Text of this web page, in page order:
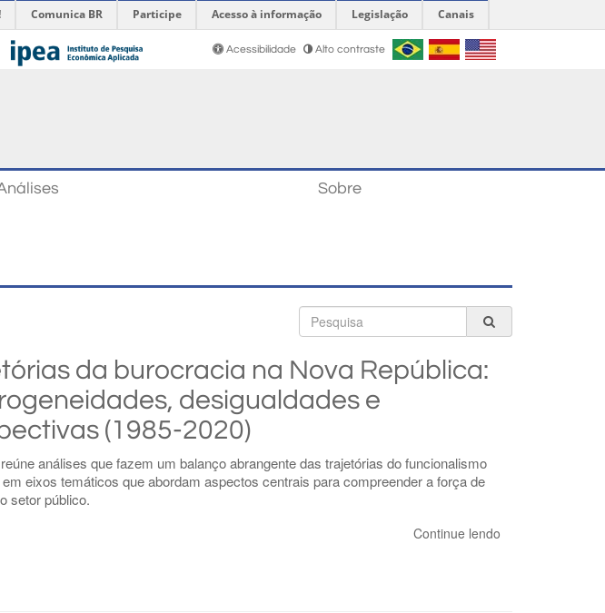
Comunica BR Participe Acesso à informação Legislação Canais
Acessibilidade Alto contraste
Sobre
Busca
da burocracia na Nova República:
desigualdades e
(1985-2020)
análises que fazem um balanço abrangente das trajetórias do funcionalismo
eixos temáticos que abordam aspectos centrais para compreender a força de
setor público.
Continue lendo